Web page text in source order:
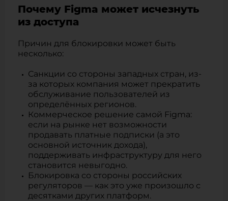
Почему Figma может исчезнуть
из доступа
Причин для блокировки может быть
несколько:
Санкции со стороны западных стран, из-
за которых компания может прекратить
обслуживание пользователей из
определённых регионов.
Коммерческое решение самой Figma:
если на рынке нет возможности
продавать платные подписки (а это
основной источник дохода),
поддерживать инфраструктуру для него
становится невыгодно.
Блокировка со стороны российских
регуляторов — как это уже произошло с
десятками других платформ.